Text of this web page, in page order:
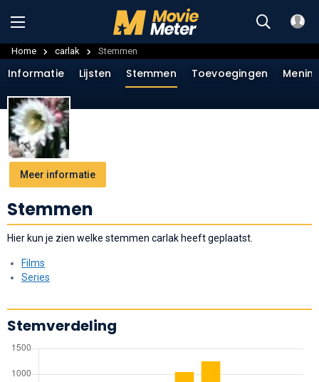
Home carlak Stemmen
Meer informatie
Informatie Lijsten Stemmen Toevoegingen
Stemmen
Hier kun je zien welke stemmen carlak heeft geplaatst.
Films
Series
Stemverdeling